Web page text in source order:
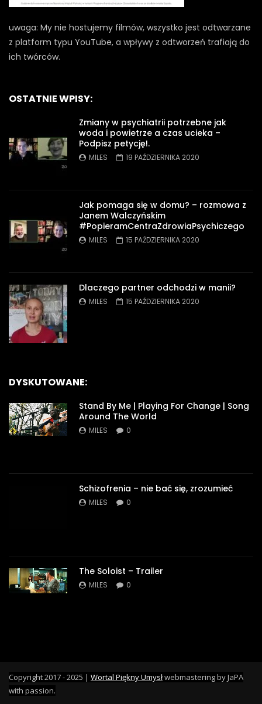
uwaga: My nie hostujemy filmów, wszystko jest odtwarzane
z platform typu YouTube, a wpływy z odtworzeń trafiają do
ich twórców.
OSTATNIE WPISY:
Zmiany w psychiatrii potrzebne jak
woda i powietrze a czas ucieka –
Podpisz petycję!.
MILES 19 PAŹDZIERNIKA 2020
Jak pomaga się w domu? – rozmowa z
Janem Walczyńskim
#PopieramCentraZdrowiaPsychiczego
MILES 15 PAŹDZIERNIKA 2020
Dlaczego partner odchodzi w manii?
MILES 15 PAŹDZIERNIKA 2020
DYSKUTOWANE:
Stand By Me | Playing For Change | Song
Around The World
MILES 0
Schizofrenia – nie bać się, zrozumieć
MILES 0
The Soloist – Trailer
MILES 0
Copyright 2017 - 2025 | Wortal Piękny Umysłwebmastering by JaPA
with passion.